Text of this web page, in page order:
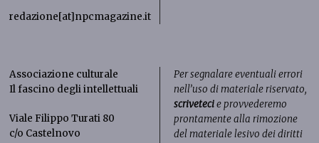
redazione[at]npcmagazine.it
Associazione culturale
Il fascino degli intellettuali
Viale Filippo Turati 80
c/o Castelnovo
Per segnalare eventuali errori
nell’uso di materiale riservato,
scrivetecie provvederemo
prontamente alla rimozione
del materiale lesivo dei diritti